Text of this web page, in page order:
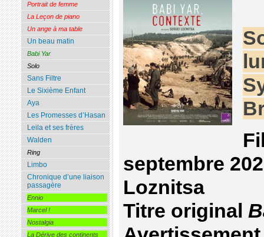
septembre
Loznitsa
Titre original
Portrait de femme
La Leçon de piano
Un ange à ma table
Un beau matin
Babi Yar
Solo
Sans Filtre
Le Sixième Enfant
Aya
Les Promesses d’Hasan
Leila et ses frères
Walden
Ring
Limbo
Chronique d’une liaison
passagère
Ennio
Marcel !
Nostalgia
La Dérive des continents